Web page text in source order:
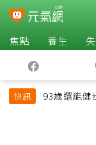
焦點 養生
快訊
93歲還能健